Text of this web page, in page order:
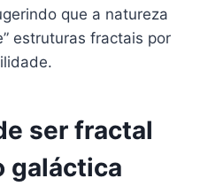
que a natureza
estruturas fractais por
ser fractal
galáctica